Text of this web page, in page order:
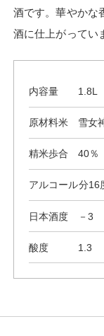
酒です。華やかな
酒に仕上がってい
内容量 1.8L
原材料米 雪女
精米歩合 40％
アルコール分16
日本酒度 －3
酸度 1.3